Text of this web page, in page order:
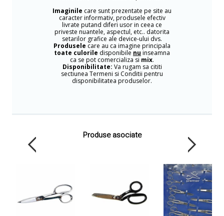
Imaginile care sunt prezentate pe site au
caracter informativ, produsele efectiv
livrate putand diferi usor in ceea ce
priveste nuantele, aspectul, etc.. datorita
setarilor grafice ale device-ului dvs.
Produsele care au ca imagine principala
toate culorile disponibile nu inseamna
ca se pot comercializa si mix.
Disponibilitate: Va rugam sa cititi
sectiunea Termeni si Conditii pentru
disponibilitatea produselor.
Produse asociate